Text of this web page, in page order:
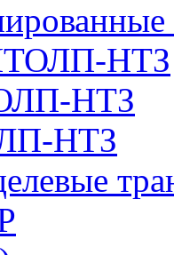
НТЗ
НТЗ
НТЗ